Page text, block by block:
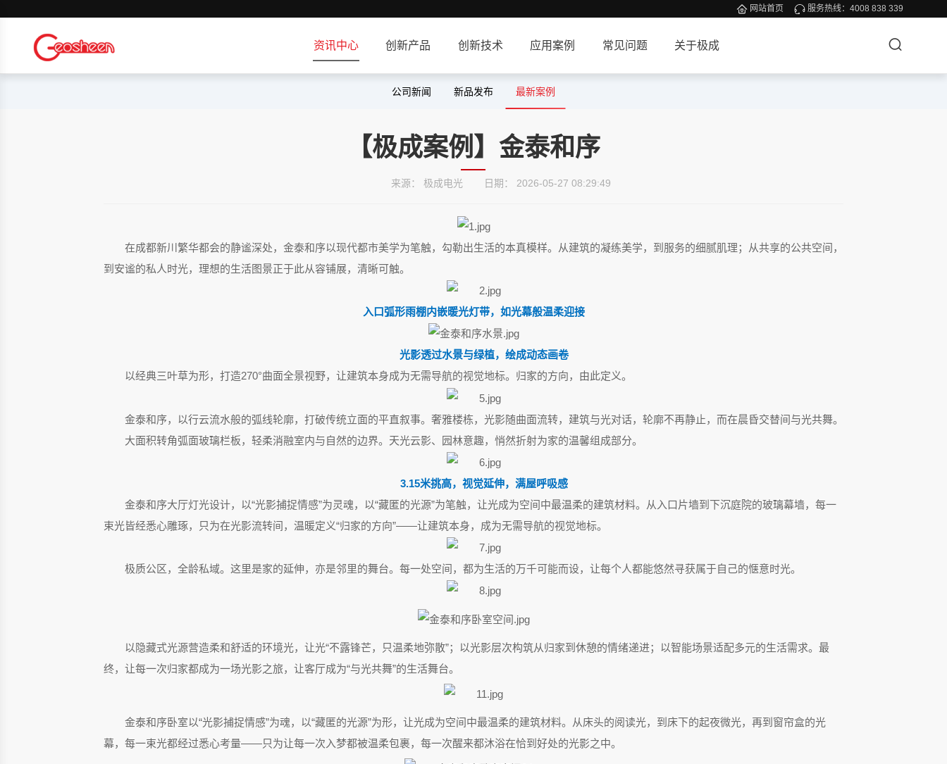
网站首页 服务热线：4008 838 339
资讯中心 创新产品 创新技术 应用案例 常见问题 关于极成
公司新闻 新品发布 最新案例
【极成案例】金泰和序
来源： 极成电光 日期： 2026-05-27 08:29:49
在成都新川繁华都会的静谧深处， 金泰和序以现代都市美学为笔触，勾勒出生活的本真模样。从建筑的凝练美学，到服务的细腻肌理；从共享的公共空间，
到安谧的私人时光，理想的生活图景正于此从容铺展，清晰可触。
入口弧形雨棚内嵌暖光灯带，如光幕般温柔迎接
光影透过水景与绿植，绘成动态画卷
以经典三叶草为形，打造270°曲面全景视野，让建筑本身成为无需导航的视觉地标。归家的方向，由此定义。
金泰和序，以行云流水般的弧线轮廓，打破传统立面的平直叙事。奢雅楼栋，光影随曲面流转，建筑与光对话，轮廓不再静止，而在晨昏交替间与光共舞。
大面积转角弧面玻璃栏板，轻柔消融室内与自然的边界。天光云影、园林意趣，悄然折射为家的温馨组成部分。
3.15米挑高，视觉延伸，满屋呼吸感
金泰和序大厅灯光设计，以“光影捕捉情感”为灵魂，以“藏匿的光源”为笔触，让光成为空间中最温柔的建筑材料。从入口片墙到下沉庭院的玻璃幕墙，每一
束光皆经悉心雕琢，只为在光影流转间，温暖定义“归家的方向”——让建筑本身，成为无需导航的视觉地标。
极质公区，全龄私域。这里是家的延伸，亦是邻里的舞台。每一处空间，都为生活的万千可能而设，让每个人都能悠然寻获属于自己的惬意时光。
以隐藏式光源营造柔和舒适的环境光，让光“不露锋芒，只温柔地弥散”；以光影层次构筑从归家到休憩的情绪递进；以智能场景适配多元的生活需求。最
终，让每一次归家都成为一场光影之旅，让客厅成为“与光共舞”的生活舞台。
金泰和序卧室以“光影捕捉情感”为魂，以“藏匿的光源”为形，让光成为空间中最温柔的建筑材料。从床头的阅读光，到床下的起夜微光，再到窗帘盒的光
幕，每一束光都经过悉心考量——只为让每一次入梦都被温柔包裹，每一次醒来都沐浴在恰到好处的光影之中。